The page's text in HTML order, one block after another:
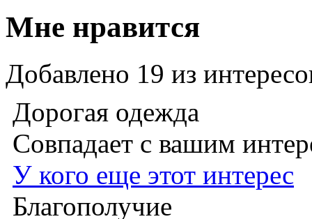
Мне нравится
Добавлено 19 из
Дорогая одежда
Совпадает с вашим
У кого еще этот интерес
Благополучие